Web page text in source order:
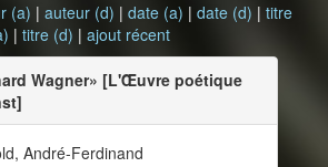
(a) | auteur (d) | date (a) | date (d) | titre
| titre (d) | ajout récent
Wagner» [L'Œuvre poétique
André-Ferdinand